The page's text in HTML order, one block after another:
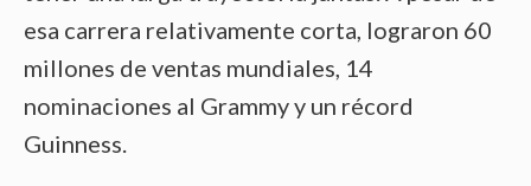
esa carrera relativamente corta, lograron 60
millones de ventas mundiales, 14
nominaciones al Grammy y un récord
Guinness.